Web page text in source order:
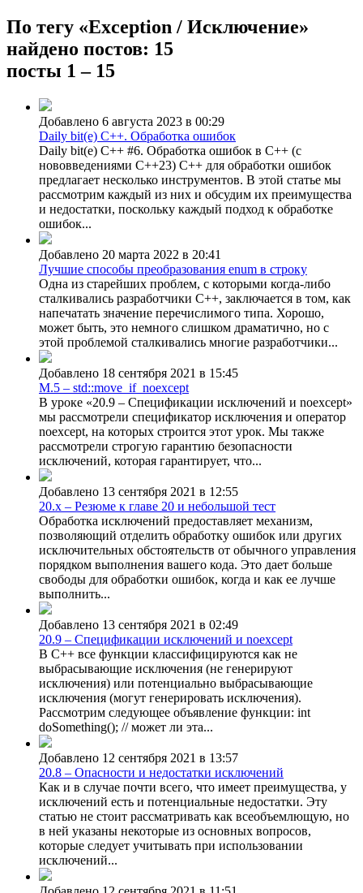
По тегу «Exception / Исключение»
найдено постов: 15
посты 1 – 15
Добавлено 6 августа 2023 в 00:29
Daily bit(e) C++. Обработка ошибок
Daily bit(e) C++ #6. Обработка ошибок в C++ (с
нововведениями C++23) C++ для обработки ошибок
предлагает несколько инструментов. В этой статье мы
рассмотрим каждый из них и обсудим их преимущества
и недостатки, поскольку каждый подход к обработке
ошибок...
Добавлено 20 марта 2022 в 20:41
Лучшие способы преобразования enum в строку
Одна из старейших проблем, с которыми когда-либо
сталкивались разработчики C++, заключается в том, как
напечатать значение перечислимого типа. Хорошо,
может быть, это немного слишком драматично, но с
этой проблемой сталкивались многие разработчики...
Добавлено 18 сентября 2021 в 15:45
M.5 – std::move_if_noexcept
В уроке «20.9 – Спецификации исключений и noexcept»
мы рассмотрели спецификатор исключения и оператор
noexcept, на которых строится этот урок. Мы также
рассмотрели строгую гарантию безопасности
исключений, которая гарантирует, что...
Добавлено 13 сентября 2021 в 12:55
20.x – Резюме к главе 20 и небольшой тест
Обработка исключений предоставляет механизм,
позволяющий отделить обработку ошибок или других
исключительных обстоятельств от обычного управления
порядком выполнения вашего кода. Это дает больше
свободы для обработки ошибок, когда и как ее лучше
выполнить...
Добавлено 13 сентября 2021 в 02:49
20.9 – Спецификации исключений и noexcept
В C++ все функции классифицируются как не
выбрасывающие исключения (не генерируют
исключения) или потенциально выбрасывающие
исключения (могут генерировать исключения).
Рассмотрим следующее объявление функции: int
doSomething(); // может ли эта...
Добавлено 12 сентября 2021 в 13:57
20.8 – Опасности и недостатки исключений
Как и в случае почти всего, что имеет преимущества, у
исключений есть и потенциальные недостатки. Эту
статью не стоит рассматривать как всеобъемлющую, но
в ней указаны некоторые из основных вопросов,
которые следует учитывать при использовании
исключений...